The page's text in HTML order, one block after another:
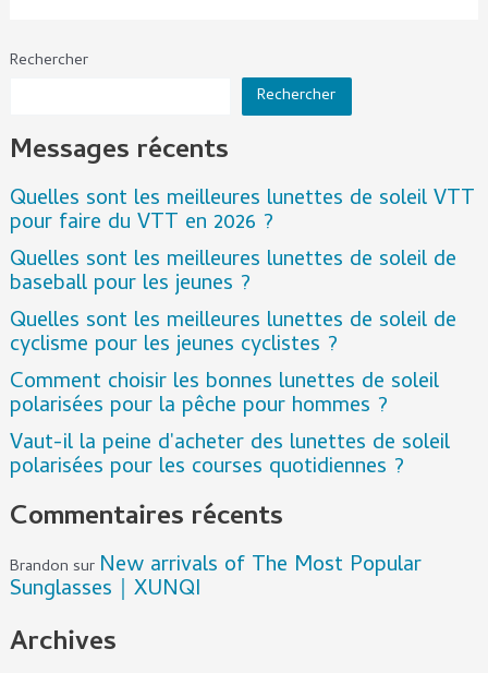
Rechercher
Rechercher
Messages récents
Quelles sont les meilleures lunettes de soleil VTT
pour faire du VTT en 2026 ?
Quelles sont les meilleures lunettes de soleil de
baseball pour les jeunes ?
Quelles sont les meilleures lunettes de soleil de
cyclisme pour les jeunes cyclistes ?
Comment choisir les bonnes lunettes de soleil
polarisées pour la pêche pour hommes ?
Vaut-il la peine d'acheter des lunettes de soleil
polarisées pour les courses quotidiennes ?
Commentaires récents
Brandon sur New arrivals of The Most Popular
Sunglasses｜XUNQI
Archives